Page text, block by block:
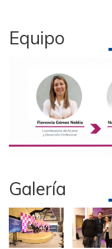
Equipo
Galería
Imagen Imagen